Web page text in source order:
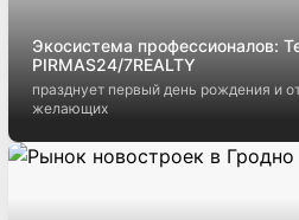
Экосистема профессионалов:
PIRMAS24/7REALTY
празднует первый день рождения и
желающих